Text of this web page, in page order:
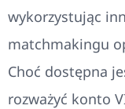
wykorzystując
matchmakingu
Choć dostępna
rozważyć konto